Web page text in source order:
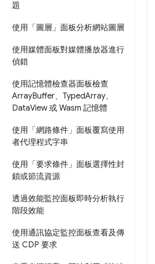
題
使用「圖層」面板分析網站圖層
使用媒體面板對媒體播放器進行
偵錯
使用記憶體檢查器面板檢查
ArrayBuffer、TypedArray、
DataView 或 Wasm 記憶體
使用「網路條件」面板覆寫使用
者代理程式字串
使用「要求條件」面板選擇性封
鎖或節流資源
透過效能監控面板即時分析執行
階段效能
使用通訊協定監控面板查看及傳
送 CDP 要求